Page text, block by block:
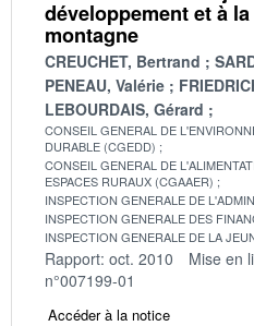
développement et à
montagne
CREUCHET, Bertrand
PENEAU, Valérie
LEBOURDAIS, Gérard
CONSEIL GENERAL DE
DURABLE (CGEDD)
CONSEIL GENERAL DE
ESPACES RURAUX (CGAAER)
INSPECTION GENERALE DE
INSPECTION GENERALE DES
INSPECTION GENERALE DE LA
Rapport: oct. 2010 Mise en
n°007199-01
Accéder à la notice